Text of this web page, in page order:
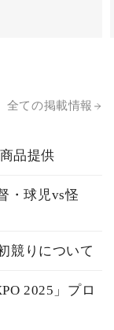
全ての掲載情報
品提供
・球児vs怪
競りについて
2025」プロ